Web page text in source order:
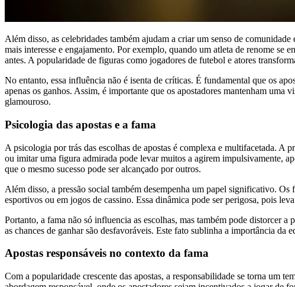
Além disso, as celebridades também ajudam a criar um senso de
mais interesse e engajamento. Por exemplo, quando um atleta de renome se
antes. A popularidade de figuras como jogadores de futebol e atores
No entanto, essa influência não é isenta de críticas. É fundamental que os
apenas os ganhos. Assim, é importante que os apostadores mantenham
glamouroso.
Psicologia das apostas e a fama
A psicologia por trás das escolhas de apostas é complexa e multifacetada. A
ou imitar uma figura admirada pode levar muitos a agirem impulsivamente,
que o mesmo sucesso pode ser alcançado por outros.
Além disso, a pressão social também desempenha um papel significativo.
esportivos ou em jogos de cassino. Essa dinâmica pode ser perigosa, pois
Portanto, a fama não só influencia as escolhas, mas também pode distorcer
as chances de ganhar são desfavoráveis. Este fato sublinha a importância da
Apostas responsáveis no contexto da fama
Com a popularidade crescente das apostas, a responsabilidade se torna um